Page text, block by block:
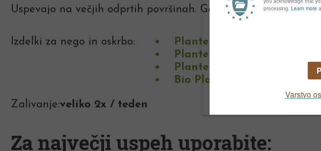
Uspevajo na večjih odprtih površinah. Gojimo predvsem
Izdelki za nego in oskrbo: Plantella Organik
Plantella Vrtna zemlja
Plantella Kristal za okrasne
Bio Plantella Start
Zalivanje:veliko 2x / teden
Za največji uspeh uporabite: